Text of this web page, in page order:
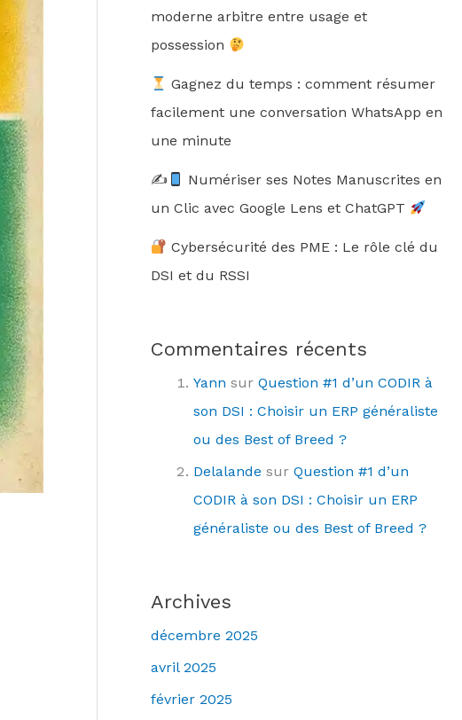
moderne arbitre entre usage et
possession
Gagnez du temps : comment résumer
facilement une conversation WhatsApp en
une minute
✍
Numériser ses Notes Manuscrites en
un Clic avec Google Lens et ChatGPT
Cybersécurité des PME : Le rôle clé du
DSI et du RSSI
Commentaires récents
Yann sur Question #1 d’un CODIR à
son DSI : Choisir un ERP généraliste
ou des Best of Breed ?
Delalande sur Question #1 d’un
CODIR à son DSI : Choisir un ERP
généraliste ou des Best of Breed ?
Archives
décembre 2025
avril 2025
février 2025